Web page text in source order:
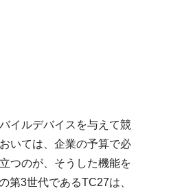
イルデバイスを与えて競
いては、企業の予算で必
つのが、そうした機能を
第3世代であるTC27は、